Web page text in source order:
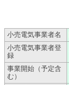
小売電気事業者名
小売電気事業者登
録
事業開始（予定含
む）